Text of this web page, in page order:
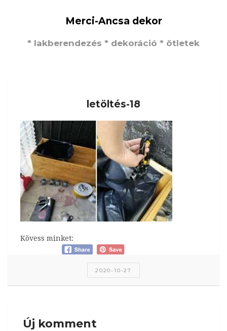
Merci-Ancsa dekor
* lakberendezés * dekoráció * ötletek
letöltés-18
Kövess minket:
2020-10-27
Új komment